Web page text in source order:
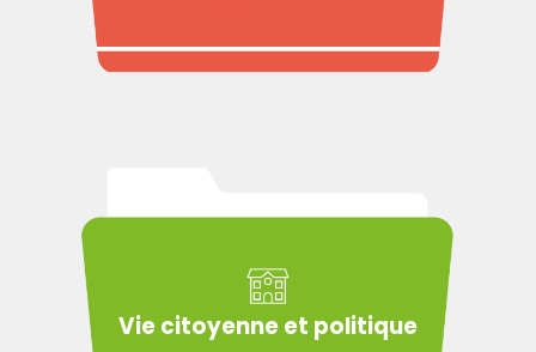
Vie citoyenne et politique